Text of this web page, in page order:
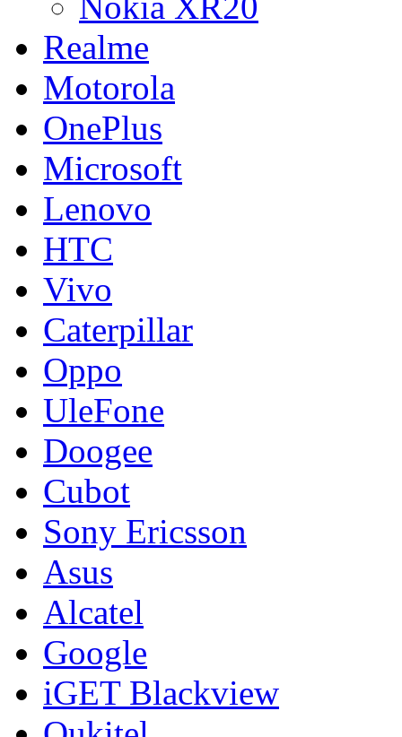
Realme
Motorola
OnePlus
Microsoft
Lenovo
HTC
Vivo
Caterpillar
Oppo
UleFone
Doogee
Cubot
Sony Ericsson
Asus
Alcatel
Google
iGET Blackview